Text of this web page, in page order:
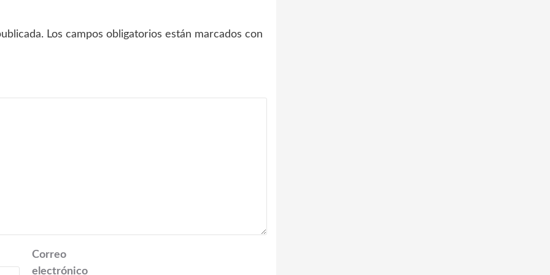
Los campos obligatorios están marcados con
Correo
electrónico